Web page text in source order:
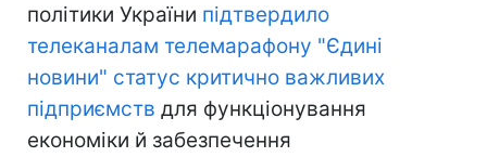
політики України підтвердило
телеканалам телемарафону "Єдині
новини" статус критично важливих
підприємств для функціонування
економіки й забезпечення